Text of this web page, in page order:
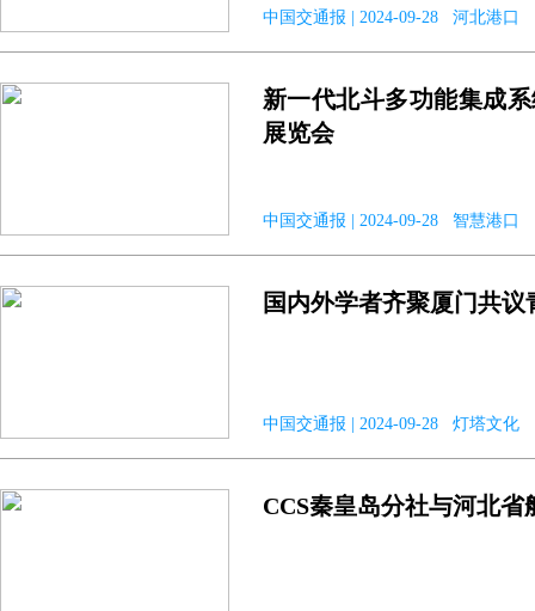
中国交通报 | 2024-09-28 河北港口
新一代北斗多功能集成
展览会
中国交通报 | 2024-09-28 智慧港口
国内外学者齐聚厦门共议
中国交通报 | 2024-09-28 灯塔文化
CCS秦皇岛分社与河北